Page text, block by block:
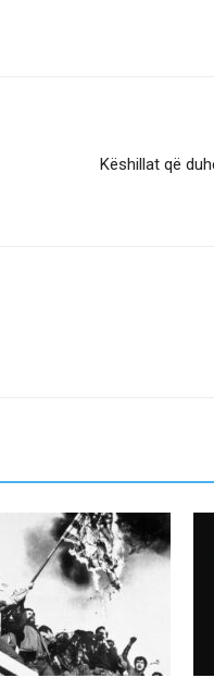
Këshillat që